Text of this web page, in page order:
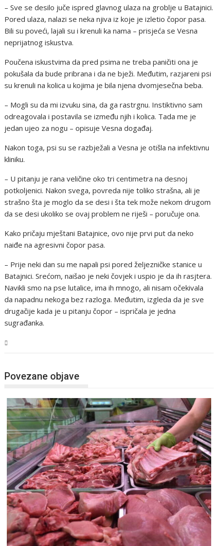
– Sve se desilo juče ispred glavnog ulaza na groblje u Batajnici.
Pored ulaza, nalazi se neka njiva iz koje je izletio čopor pasa.
Bili su poveći, lajali su i krenuli ka nama – prisjeća se Vesna
neprijatnog iskustva.
Poučena iskustvima da pred psima ne treba paničiti ona je
pokušala da bude pribrana i da ne bježi. Međutim, razjareni psi
su krenuli na kolica u kojima je bila njena dvomjesečna beba.
– Mogli su da mi izvuku sina, da ga rastrgnu. Instiktivno sam
odreagovala i postavila se između njih i kolica. Tada me je
jedan ujeo za nogu – opisuje Vesna događaj.
Nakon toga, psi su se razbježali a Vesna je otišla na infektivnu
kliniku.
– U pitanju je rana veličine oko tri centimetra na desnoj
potkoljenici. Nakon svega, povreda nije toliko strašna, ali je
strašno šta je moglo da se desi i šta tek može nekom drugom
da se desi ukoliko se ovaj problem ne riješi – poručuje ona.
Kako pričaju mještani Batajnice, ovo nije prvi put da neko
naiđe na agresivni čopor pasa.
– Prije neki dan su me napali psi pored željezničke stanice u
Batajnici. Srećom, naišao je neki čovjek i uspio je da ih rasjtera.
Navikli smo na pse lutalice, ima ih mnogo, ali nisam očekivala
da napadnu nekoga bez razloga. Međutim, izgleda da je sve
drugačije kada je u pitanju čopor – ispričala je jedna
sugrađanka.
Povezane objave